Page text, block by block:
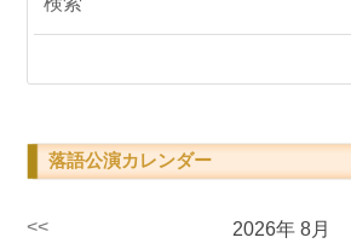
落語公演カレンダー
<< 2026年 8月